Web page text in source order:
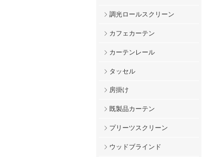
調光ロールスクリーン
カフェカーテン
カーテンレール
タッセル
房掛け
既製品カーテン
プリーツスクリーン
ウッドブラインド